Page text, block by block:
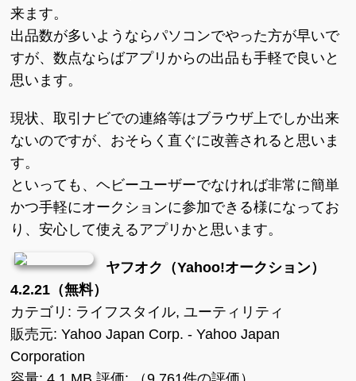
来ます。
出品数が多いようならパソコンでやった方が早いで
すが、数点ならばアプリからの出品も手軽で良いと
思います。
現状、取引ナビでの連絡等はブラウザ上でしか出来
ないのですが、おそらく直ぐに改善されると思いま
す。
といっても、ヘビーユーザーでなければ非常に簡単
かつ手軽にオークションに参加できる様になってお
り、安心して使えるアプリかと思います。
ヤフオク（Yahoo!オークション）
4.2.21（無料）
カテゴリ: ライフスタイル, ユーティリティ
販売元: Yahoo Japan Corp. - Yahoo Japan
Corporation